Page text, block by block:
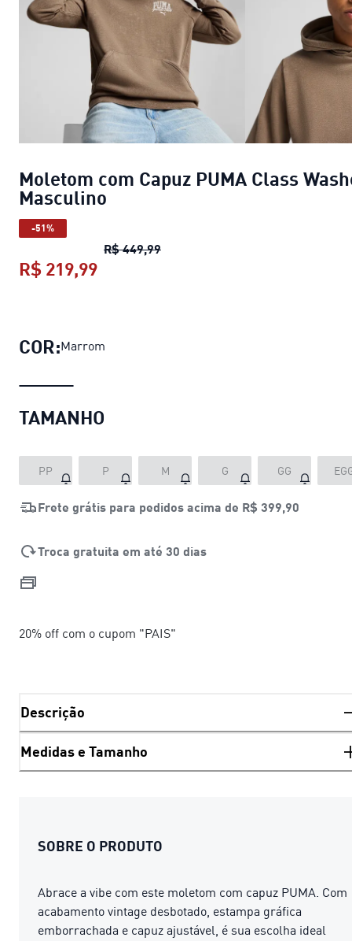
Moletom com Capuz PUMA Class
Masculino
-51%
R$ 449,99Moletom com Capuz PUMA
R$ 219,99
COR:Marrom
TAMANHO
PP P M G GG
Frete grátis para pedidos acima de R$ 399,90
Troca gratuita em até 30 dias
20% off com o cupom "PAIS"
Descrição
Medidas e Tamanho
SOBRE O PRODUTO
Abrace a vibe com este moletom com capuz PUMA. Com
acabamento vintage desbotado, estampa gráfica
emborrachada e capuz ajustável, é sua escolha ideal